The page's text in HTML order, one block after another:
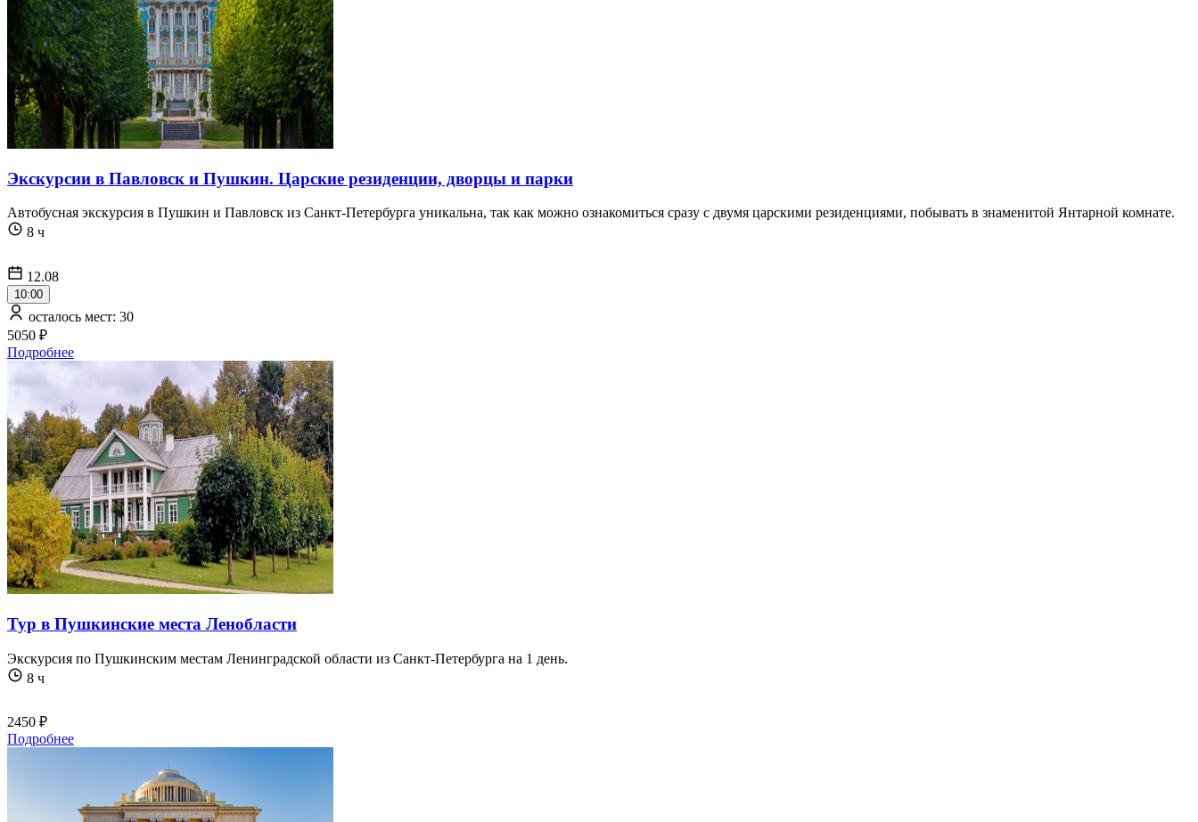
Экскурсии в Павловск и Пушкин. Царские резиденции, дворцы и парки
Автобусная экскурсия в Пушкин и Павловск из Санкт-Петербурга уникальна, так как можно ознакомиться сразу с двумя царскими резиденциями, побывать в знаменитой Янтарной комнате.
8 ч
12.08
10:00
осталось мест: 30
5050 ₽
Подробнее
Тур в Пушкинские места Ленобласти
Экскурсия по Пушкинским местам Ленинградской области из Санкт-Петербурга на 1 день.
8 ч
2450 ₽
Подробнее